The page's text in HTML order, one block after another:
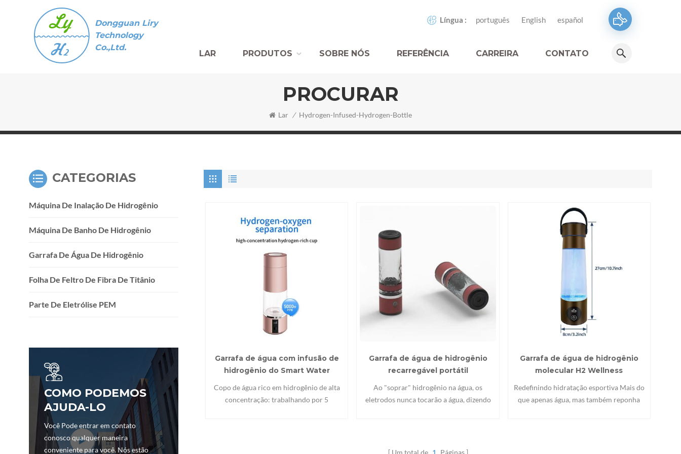
Dongguan Liry
Technology
Co.,Ltd.
Língua : português English español
LAR PRODUTOS SOBRE NÓS REFERÊNCIA CARREIRA CONTATO
PROCURAR
Lar / Hydrogen-Infused-Hydrogen-Bottle
Garrafa de água com infusão de
hidrogênio do Smart Water
Copo de água rico em hidrogênio de alta
concentração: trabalhando por 5
Garrafa de água de hidrogênio
recarregável portátil
Ao "soprar" hidrogênio na água, os
eletrodos nunca tocarão a água, dizendo
Garrafa de água de hidrogênio
molecular H2 Wellness
Redefinindo hidratação esportiva Mais do
que apenas água, mas também reponha
CATEGORIAS
Máquina De Inalação De Hidrogênio
Máquina De Banho De Hidrogênio
Garrafa De Água De Hidrogênio
Folha De Feltro De Fibra De Titânio
Parte De Eletrólise PEM
COMO PODEMOS
AJUDA-LO
Você Pode entrar em contato
conosco qualquer maneira
conveniente para você. Nós estão